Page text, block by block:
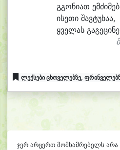
გგონიათ ემძიმე
ისეთი შავტუხაა,
ყველას გაგეცინე
ლექსები ცხოველებზე,
ჯერ არცერთ მომხამრებელს არა